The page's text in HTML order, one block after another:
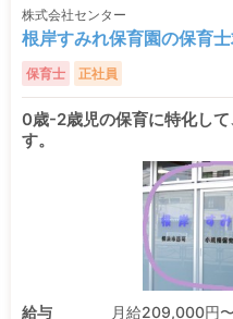
株式会社センター
根岸すみれ保育園の保育士
保育士 正社員
0歳-2歳児の保育に特化し
す。
給与
月給209,000円